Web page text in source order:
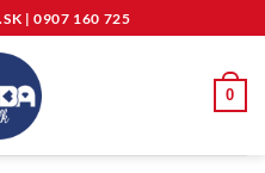
|0907 160 725
0